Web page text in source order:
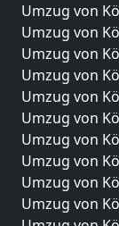
Umzug von
Umzug von
Umzug von
Umzug von
Umzug von
Umzug von
Umzug von
Umzug von
Umzug von
Umzug von